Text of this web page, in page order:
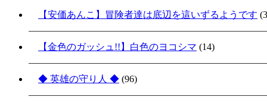
【安価あんこ】冒険者達は底辺を這いずるようです
【金色のガッシュ!!】白色のヨコシマ (14)
◆ 英雄の守り人 ◆ (96)